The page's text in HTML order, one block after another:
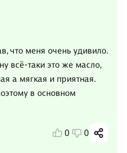
что меня очень удивило.
всë-таки это же масло,
а мягкая и приятная.
в основном
0 0